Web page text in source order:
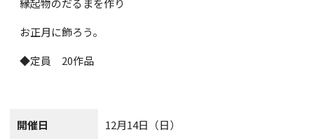
縁起物のだるまを作り
お正月に飾ろう。
◆定員 20作品
開催日 12月14日（日）